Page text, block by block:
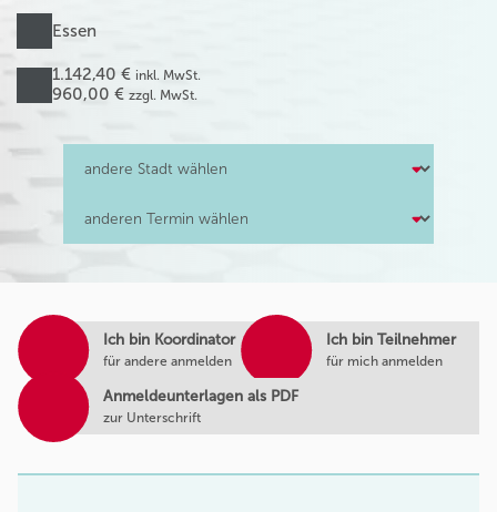
Essen
1.142,40 € inkl. MwSt.
960,00 € zzgl. MwSt.
Ich bin Koordinator
für andere anmelden
Ich bin Teilnehmer
für mich anmelden
Anmeldeunterlagen als PDF
zur Unterschrift